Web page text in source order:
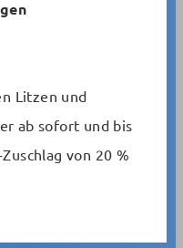
Litzen und
ab sofort und bis
von 20 %